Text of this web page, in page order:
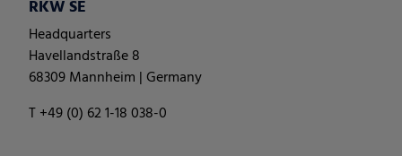
RKW SE
Headquarters
Havellandstraße 8
68309 Mannheim | Germany
T +49 (0) 62 1-18 038-0